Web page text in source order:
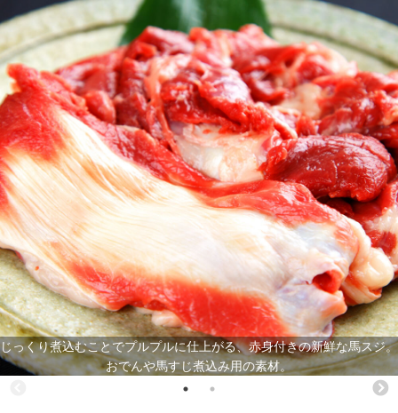
じっくり煮込むことでプルプルに仕上がる、赤身付きの新鮮な馬スジ。
おでんや馬すじ煮込み用の素材。